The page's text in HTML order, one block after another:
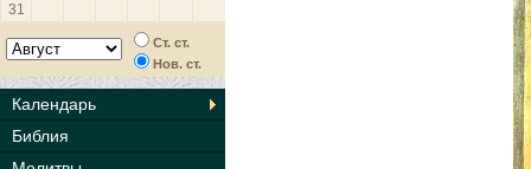
31
Ст. ст.
Нов. ст.
Календарь
Библия